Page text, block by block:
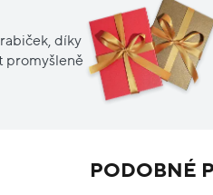
díky
promyšleně
PODOBNÉ